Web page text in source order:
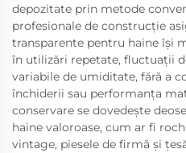
depozitate prin metode
profesionale de construcție
transparente pentru haine își
în utilizări repetate, fluctuații
variabile de umiditate, fără a
închiderii sau performanța
conservare se dovedește
haine valoroase, cum ar fi
vintage, piesele de firmă și